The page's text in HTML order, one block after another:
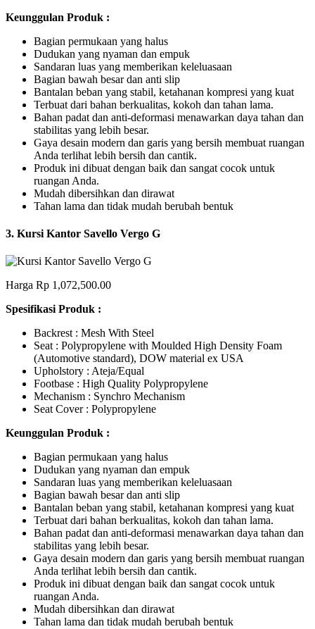
Keunggulan Produk :
Bagian permukaan yang halus
Dudukan yang nyaman dan empuk
Sandaran luas yang memberikan keleluasaan
Bagian bawah besar dan anti slip
Bantalan beban yang stabil, ketahanan kompresi yang kuat
Terbuat dari bahan berkualitas, kokoh dan tahan lama.
Bahan padat dan anti-deformasi menawarkan daya tahan dan
stabilitas yang lebih besar.
Gaya desain modern dan garis yang bersih membuat ruangan
Anda terlihat lebih bersih dan cantik.
Produk ini dibuat dengan baik dan sangat cocok untuk
ruangan Anda.
Mudah dibersihkan dan dirawat
Tahan lama dan tidak mudah berubah bentuk
3. Kursi Kantor Savello Vergo G
Harga Rp 1,072,500.00
Spesifikasi Produk :
Backrest : Mesh With Steel
Seat : Polypropylene with Moulded High Density Foam
(Automotive standard), DOW material ex USA
Upholstory : Ateja/Equal
Footbase : High Quality Polypropylene
Mechanism : Synchro Mechanism
Seat Cover : Polypropylene
Keunggulan Produk :
Bagian permukaan yang halus
Dudukan yang nyaman dan empuk
Sandaran luas yang memberikan keleluasaan
Bagian bawah besar dan anti slip
Bantalan beban yang stabil, ketahanan kompresi yang kuat
Terbuat dari bahan berkualitas, kokoh dan tahan lama.
Bahan padat dan anti-deformasi menawarkan daya tahan dan
stabilitas yang lebih besar.
Gaya desain modern dan garis yang bersih membuat ruangan
Anda terlihat lebih bersih dan cantik.
Produk ini dibuat dengan baik dan sangat cocok untuk
ruangan Anda.
Mudah dibersihkan dan dirawat
Tahan lama dan tidak mudah berubah bentuk